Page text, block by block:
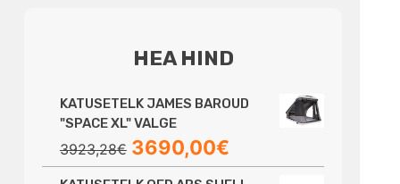
HEA HIND
KATUSETELK JAMES BAROUD
"SPACE XL" VALGE
3923,28€ Algne
hind
3690,00€Praegune
hind